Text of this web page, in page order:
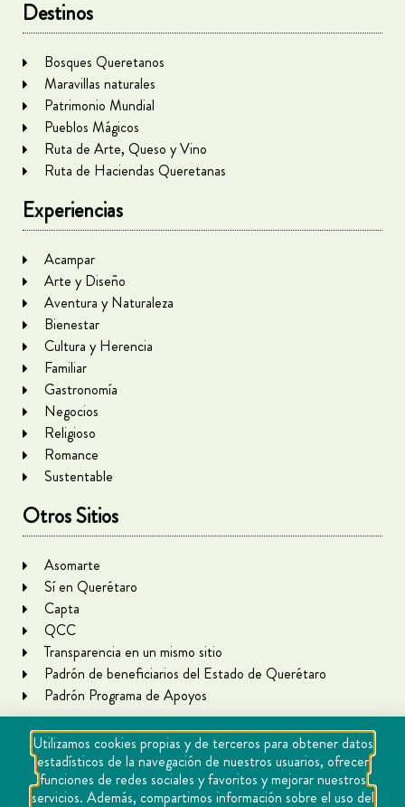
Destinos
Bosques Queretanos
Maravillas naturales
Patrimonio Mundial
Pueblos Mágicos
Ruta de Arte, Queso y Vino
Ruta de Haciendas Queretanas
Experiencias
Acampar
Arte y Diseño
Aventura y Naturaleza
Bienestar
Cultura y Herencia
Familiar
Gastronomía
Negocios
Religioso
Romance
Sustentable
Otros Sitios
Asomarte
Sí en Querétaro
Capta
QCC
Transparencia en un mismo sitio
Padrón de beneficiarios del Estado de Querétaro
Padrón Programa de Apoyos
Utilizamos cookies propias y de terceros para obtener datos
estadísticos de la navegación de nuestros usuarios, ofrecer
funciones de redes sociales y favoritos y mejorar nuestros
servicios. Además, compartimos información sobre el uso del